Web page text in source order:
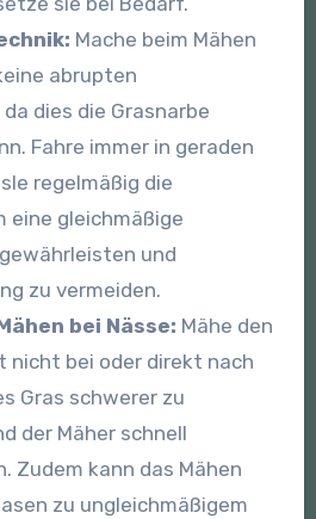
Mache beim Mähen
abrupten
dies die Grasnarbe
Fahre immer in geraden
regelmäßig die
eine gleichmäßige
und
zu vermeiden.
bei Nässe: Mähe den
nicht bei oder direkt nach
Gras schwerer zu
der Mäher schnell
Zudem kann das Mähen
zu ungleichmäßigem